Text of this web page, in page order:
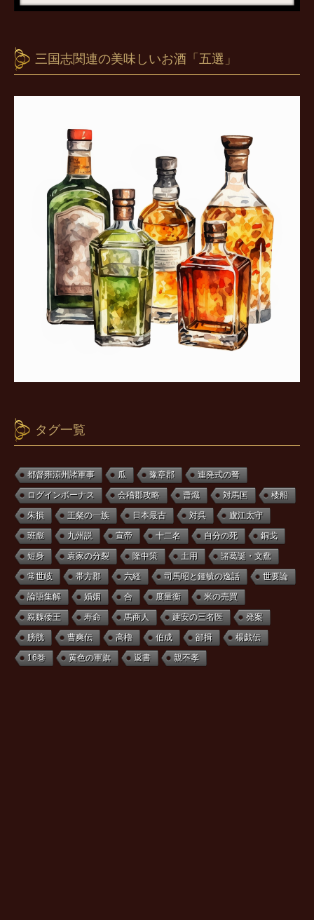
三国志関連の美味しいお酒「五選」
タグ一覧
都督雍涼州諸軍事 瓜 豫章郡 連発式の弩
ログインボーナス 会稽郡攻略 曹熾 対馬国 楼船
朱損 王粲の一族 日本最古 対呉 廬江太守
班彪 九州説 宣帝 十二名 自分の死 銅戈
短身 袁家の分裂 隆中策 土用 諸葛誕・文鴦
常世岐 帯方郡 六経 司馬昭と鍾毓の逸話 世要論
論語集解 婚姻 合 度量衡 米の売買
親魏倭王 寿命 馬商人 建安の三名医 発案
膀胱 曹爽伝 高櫓 伯成 郤揖 楊戯伝
16巻 黄色の軍旗 返書 親不孝